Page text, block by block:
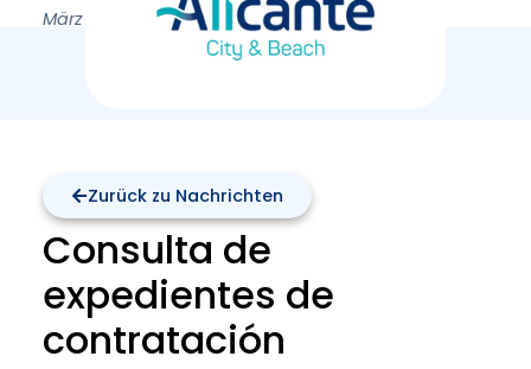
März 17, 2017
Zurück zu Nachrichten
Consulta de
expedientes de
contratación